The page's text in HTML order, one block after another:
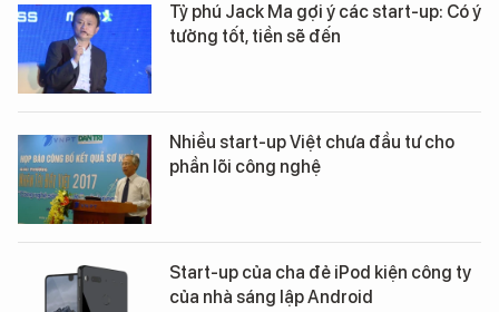
Tỷ phú Jack Ma gợi ý các start-up: Có ý
tưởng tốt, tiền sẽ đến
Nhiều start-up Việt chưa đầu tư cho
phần lõi công nghệ
Start-up của cha đẻ iPod kiện công ty
của nhà sáng lập Android